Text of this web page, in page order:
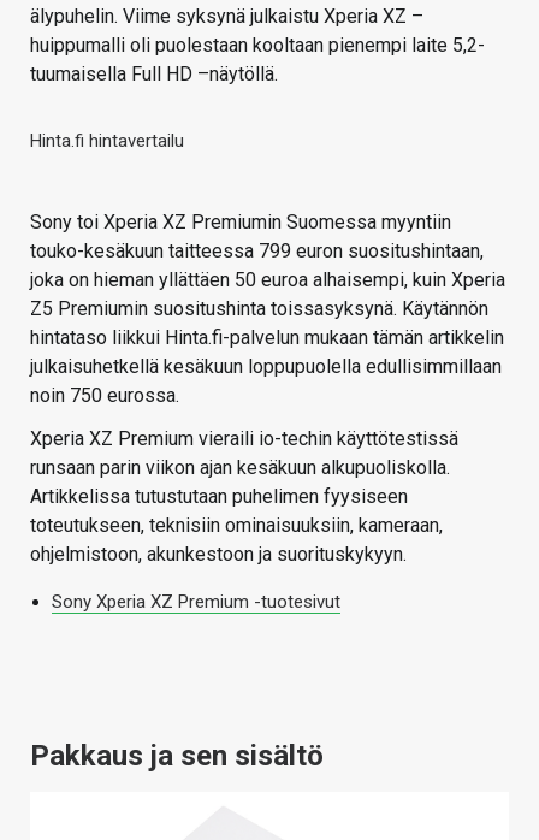
älypuhelin. Viime syksynä julkaistu Xperia XZ –
huippumalli oli puolestaan kooltaan pienempi laite 5,2-
tuumaisella Full HD –näytöllä.
Hinta.fi hintavertailu
Sony toi Xperia XZ Premiumin Suomessa myyntiin
touko-kesäkuun taitteessa 799 euron suositushintaan,
joka on hieman yllättäen 50 euroa alhaisempi, kuin Xperia
Z5 Premiumin suositushinta toissasyksynä. Käytännön
hintataso liikkui Hinta.fi-palvelun mukaan tämän artikkelin
julkaisuhetkellä kesäkuun loppupuolella edullisimmillaan
noin 750 eurossa.
Xperia XZ Premium vieraili io-techin käyttötestissä
runsaan parin viikon ajan kesäkuun alkupuoliskolla.
Artikkelissa tutustutaan puhelimen fyysiseen
toteutukseen, teknisiin ominaisuuksiin, kameraan,
ohjelmistoon, akunkestoon ja suorituskykyyn.
Sony Xperia XZ Premium -tuotesivut
Pakkaus ja sen sisältö